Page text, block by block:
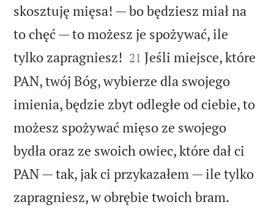
skosztuję mięsa! — bo będziesz miał na
to chęć — to możesz je spożywać, ile
tylko zapragniesz! 

21 Jeśli miejsce, które
PAN, twój Bóg, wybierze dla swojego
imienia, będzie zbyt odległe od ciebie, to
możesz spożywać mięso ze swojego
bydła oraz ze swoich owiec, które dał ci
PAN — tak, jak ci przykazałem — ile tylko
zapragniesz, w obrębie twoich bram.